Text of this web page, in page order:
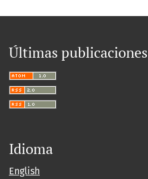
Últimas publicaciones
Idioma
English